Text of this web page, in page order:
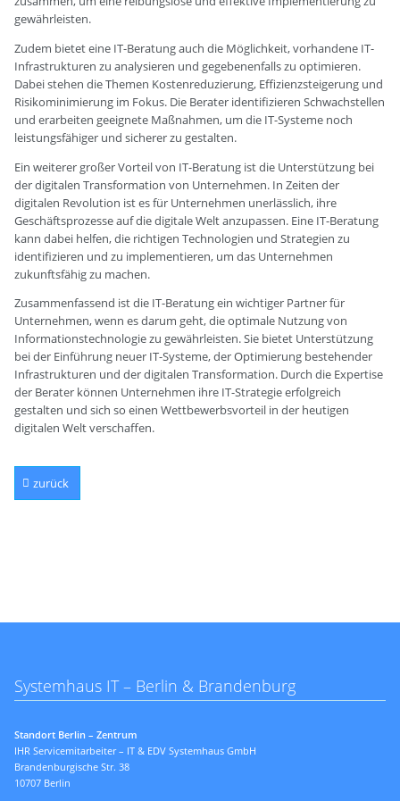
gewährleisten.
Zudem bietet eine IT-Beratung auch die Möglichkeit, vorhandene IT-
Infrastrukturen zu analysieren und gegebenenfalls zu optimieren.
Dabei stehen die Themen Kostenreduzierung, Effizienzsteigerung und
Risikominimierung im Fokus. Die Berater identifizieren Schwachstellen
und erarbeiten geeignete Maßnahmen, um die IT-Systeme noch
leistungsfähiger und sicherer zu gestalten.
Ein weiterer großer Vorteil von IT-Beratung ist die Unterstützung bei
der digitalen Transformation von Unternehmen. In Zeiten der
digitalen Revolution ist es für Unternehmen unerlässlich, ihre
Geschäftsprozesse auf die digitale Welt anzupassen. Eine IT-Beratung
kann dabei helfen, die richtigen Technologien und Strategien zu
identifizieren und zu implementieren, um das Unternehmen
zukunftsfähig zu machen.
Zusammenfassend ist die IT-Beratung ein wichtiger Partner für
Unternehmen, wenn es darum geht, die optimale Nutzung von
Informationstechnologie zu gewährleisten. Sie bietet Unterstützung
bei der Einführung neuer IT-Systeme, der Optimierung bestehender
Infrastrukturen und der digitalen Transformation. Durch die Expertise
der Berater können Unternehmen ihre IT-Strategie erfolgreich
gestalten und sich so einen Wettbewerbsvorteil in der heutigen
digitalen Welt verschaffen.
zurück
Systemhaus IT – Berlin & Brandenburg
Standort Berlin – Zentrum
IHR Servicemitarbeiter – IT & EDV Systemhaus GmbH
Brandenburgische Str. 38
10707 Berlin